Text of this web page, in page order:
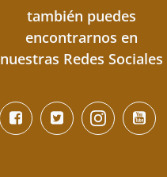
también puedes
encontrarnos en
nuestras Redes Sociales